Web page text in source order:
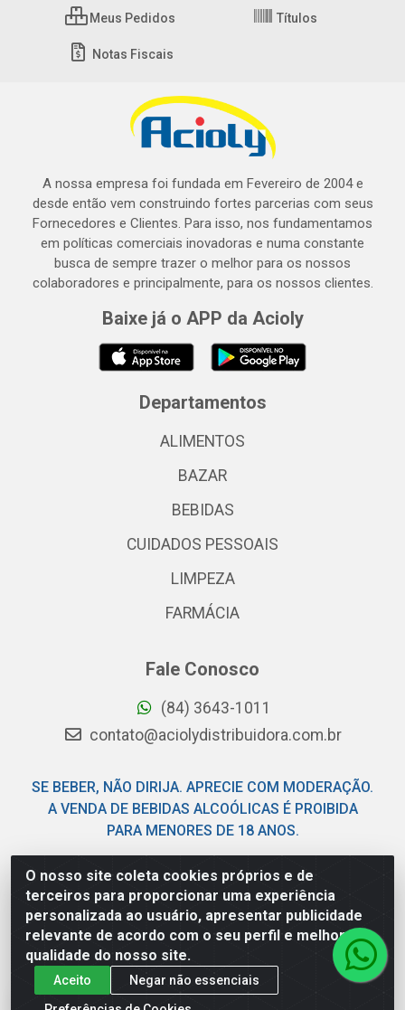
O nosso site coleta cookies próprios e de
terceiros para proporcionar uma experiência
personalizada ao usuário, apresentar publicidade
relevante de acordo com o seu perfil e melhorar a
qualidade do nosso site.
Aceito
Negar não essenciais
Meus Pedidos Títulos
Notas Fiscais
A nossa empresa foi fundada em Fevereiro de 2004 e
desde então vem construindo fortes parcerias com seus
Fornecedores e Clientes. Para isso, nos fundamentamos
em políticas comerciais inovadoras e numa constante
busca de sempre trazer o melhor para os nossos
colaboradores e principalmente, para os nossos clientes.
Baixe já o APP da Acioly
Departamentos
ALIMENTOS
BAZAR
BEBIDAS
CUIDADOS PESSOAIS
LIMPEZA
FARMÁCIA
Fale Conosco
(84) 3643-1011
contato@aciolydistribuidora.com.br
SE BEBER, NÃO DIRIJA. APRECIE COM MODERAÇÃO.
A VENDA DE BEBIDAS ALCOÓLICAS É PROIBIDA
PARA MENORES DE 18 ANOS.
Acioly Distribuidora - Av Piloto Pereira Tim - Parque de
Exposições - Parnamirim/RN - CEP 59146-480 - CNPJ
06.029.901/0001-92